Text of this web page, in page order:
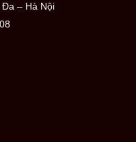
Đa – Hà Nội